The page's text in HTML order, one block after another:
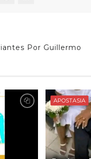
Por Guillermo
APOSTASIA